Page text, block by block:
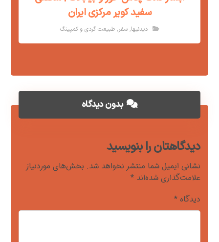
سفید کویر مرکزی ایران
دیدنیها, سفر, طبیعت گردی و کمپینگ
بدون دیدگاه
دیدگاهتان را بنویسید
نشانی ایمیل شما منتشر نخواهد شد. بخش‌های موردنیاز
علامت‌گذاری شده‌اند*
دیدگاه*